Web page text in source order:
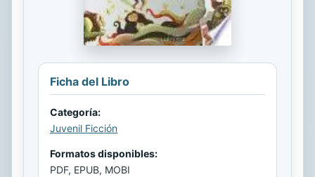
Ficha del Libro
Categoría:
Juvenil Ficción
Formatos disponibles:
PDF, EPUB, MOBI